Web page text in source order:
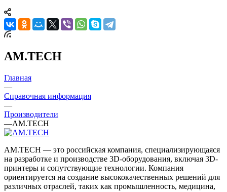
AM.TECH
Главная
—
Справочная информация
—
Производители
—AM.TECH
AM.TECH — это российская компания, специализирующаяся
на разработке и производстве 3D-оборудования, включая 3D-
принтеры и сопутствующие технологии. Компания
ориентируется на создание высококачественных решений для
различных отраслей, таких как промышленность, медицина,